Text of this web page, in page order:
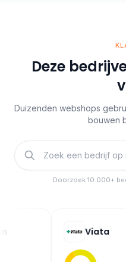
Deze
Duizenden webshops
bouwen
Doorzoek 10.000+
Viata